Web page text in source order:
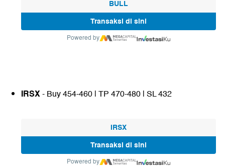
BULL
Transaksi di sini
Powered by
IRSX- Buy 454-460 | TP 470-480 | SL 432
IRSX
Transaksi di sini
Powered by